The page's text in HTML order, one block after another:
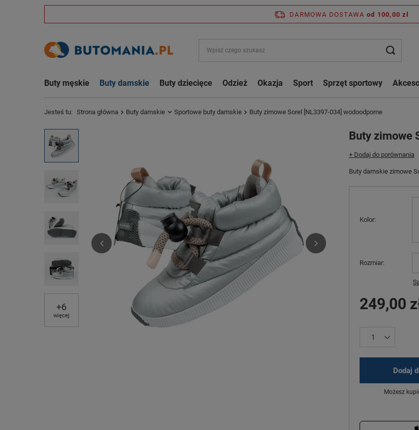
DARMOWA DOSTAWA od 100,00 zł
Buty męskie Buty damskie Buty dziecięce Odzież Okazja Sport Sprzęt sportowy
Jesteś tu: Strona główna Buty damskie Sportowe buty damskie Buty zimowe Sorel [NL3397-034] wodoodporne
+6
więcej
Buty zimowe
+ Dodaj do porównania
Buty damskie zimowe
Kolor
Rozmiar
249,00
Dodaj
Możesz